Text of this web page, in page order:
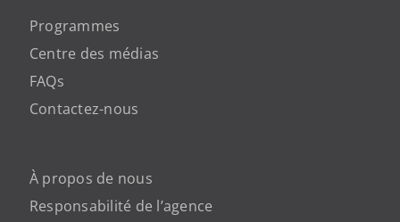
Programmes
Centre des médias
FAQs
Contactez-nous
À propos de nous
Responsabilité de l’agence